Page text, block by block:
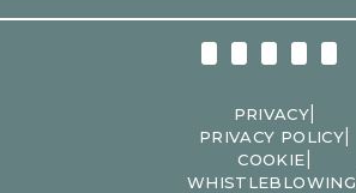
PRIVACY
PRIVACY POLICY|
COOKIE
WHISTLEBLOWING